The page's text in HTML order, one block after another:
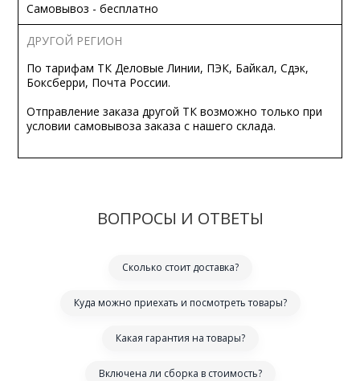
Самовывоз - бесплатно
ДРУГОЙ РЕГИОН
По тарифам ТК Деловые Линии, ПЭК, Байкал, Сдэк,
Боксберри, Почта России.
Отправление заказа другой ТК возможно только при
условии самовывоза заказа с нашего склада.
ВОПРОСЫ И ОТВЕТЫ
Сколько стоит доставка?
Куда можно приехать и посмотреть товары?
Какая гарантия на товары?
Включена ли сборка в стоимость?